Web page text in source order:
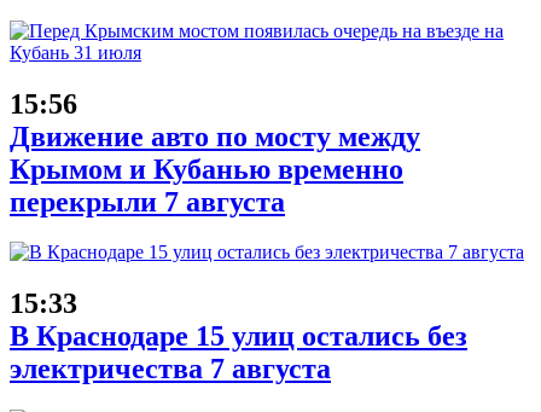
15:56
Движение авто по мосту между
Крымом и Кубанью временно
перекрыли 7 августа
15:33
В Краснодаре 15 улиц остались без
электричества 7 августа